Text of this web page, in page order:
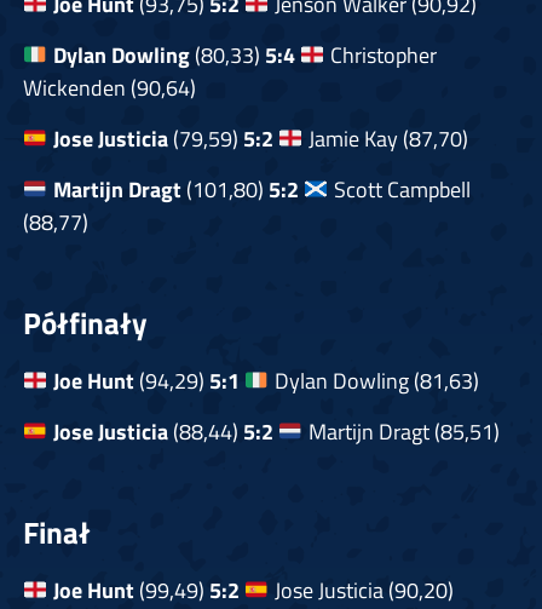
Dylan Dowling(80,33) 5:4
Christopher
Wickenden (90,64)
Jose Justicia(79,59) 5:2
Jamie Kay (87,70)
Martijn Dragt(101,80) 5:2
Scott Campbell
(88,77)
Półfinały
Joe Hunt(94,29) 5:1
Dylan Dowling (81,63)
Jose Justicia(88,44) 5:2 Martijn Dragt (85,51)
Finał
Joe Hunt(99,49) 5:2 Jose Justicia (90,20)